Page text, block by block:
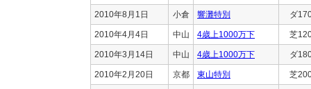
2010年8月1日 小倉 響灘特別 ダ
2010年4月4日 中山 4歳上1000万下 芝
2010年3月14日 中山 4歳上1000万下 ダ
2010年2月20日 京都 東山特別 芝